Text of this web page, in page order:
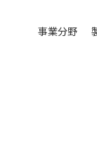
事業分野